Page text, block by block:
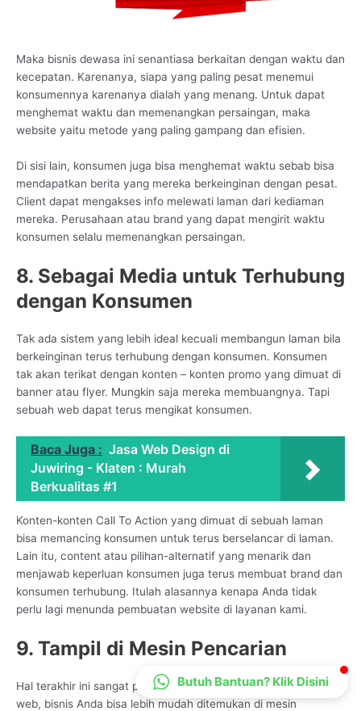
Maka bisnis dewasa ini senantiasa berkaitan dengan waktu dan
kecepatan. Karenanya, siapa yang paling pesat menemui
konsumennya karenanya dialah yang menang. Untuk dapat
menghemat waktu dan memenangkan persaingan, maka
website yaitu metode yang paling gampang dan efisien.
Di sisi lain, konsumen juga bisa menghemat waktu sebab bisa
mendapatkan berita yang mereka berkeinginan dengan pesat.
Client dapat mengakses info melewati laman dari kediaman
mereka. Perusahaan atau brand yang dapat mengirit waktu
konsumen selalu memenangkan persaingan.
8. Sebagai Media untuk Terhubung
dengan Konsumen
Tak ada sistem yang lebih ideal kecuali membangun laman bila
berkeinginan terus terhubung dengan konsumen. Konsumen
tak akan terikat dengan konten – konten promo yang dimuat di
banner atau flyer. Mungkin saja mereka membuangnya. Tapi
sebuah web dapat terus mengikat konsumen.
Baca Juga : Jasa Web Design di
Juwiring - Klaten : Murah
Berkualitas #1
Konten-konten Call To Action yang dimuat di sebuah laman
bisa memancing konsumen untuk terus berselancar di laman.
Lain itu, content atau pilihan-alternatif yang menarik dan
menjawab keperluan konsumen juga terus membuat brand dan
konsumen terhubung. Itulah alasannya kenapa Anda tidak
perlu lagi menunda pembuatan website di layanan kami.
9. Tampil di Mesin Pencarian
Hal terakhir ini sangat penting karena melalui keberadaan situs
web, bisnis Anda bisa lebih mudah ditemukan di mesin
CS Lenteraweb
Online
Butuh Bantuan? Klik Disini